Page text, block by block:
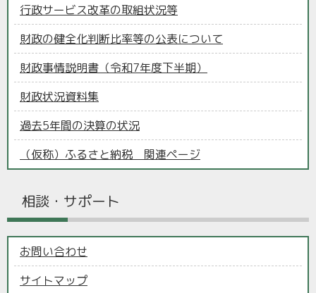
行政サービス改革の取組状況等
財政の健全化判断比率等の公表について
財政事情説明書（令和7年度下半期）
財政状況資料集
過去5年間の決算の状況
（仮称）ふるさと納税 関連ページ
相談・サポート
お問い合わせ
サイトマップ